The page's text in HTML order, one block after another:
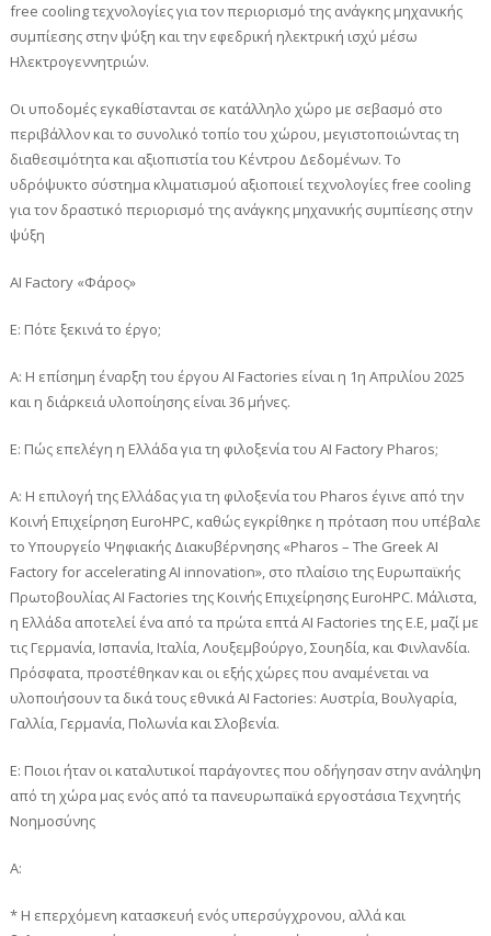
free cooling τεχνολογίες για τον περιορισμό της ανάγκης μηχανικής
συμπίεσης στην ψύξη και την εφεδρική ηλεκτρική ισχύ μέσω
Ηλεκτρογεννητριών.
Οι υποδομές εγκαθίστανται σε κατάλληλο χώρο με σεβασμό στο
περιβάλλον και το συνολικό τοπίο του χώρου, μεγιστοποιώντας τη
διαθεσιμότητα και αξιοπιστία του Κέντρου Δεδομένων. Το
υδρόψυκτο σύστημα κλιματισμού αξιοποιεί τεχνολογίες free cooling
για τον δραστικό περιορισμό της ανάγκης μηχανικής συμπίεσης στην
ψύξη
AI Factory «Φάρος»
Ε: Πότε ξεκινά το έργο;
A: Η επίσημη έναρξη του έργου AI Factories είναι η 1η Απριλίου 2025
και η διάρκειά υλοποίησης είναι 36 μήνες.
Ε: Πώς επελέγη η Ελλάδα για τη φιλοξενία του AI Factory Pharos;
A: Η επιλογή της Ελλάδας για τη φιλοξενία του Pharos έγινε από την
Κοινή Επιχείρηση EuroHPC, καθώς εγκρίθηκε η πρόταση που υπέβαλε
το Υπουργείο Ψηφιακής Διακυβέρνησης «Pharos – The Greek AI
Factory for accelerating AI innovation», στο πλαίσιο της Ευρωπαϊκής
Πρωτοβουλίας AI Factories της Κοινής Επιχείρησης EuroHPC. Μάλιστα,
η Ελλάδα αποτελεί ένα από τα πρώτα επτά AI Factories της Ε.Ε, μαζί με
τις Γερμανία, Ισπανία, Ιταλία, Λουξεμβούργο, Σουηδία, και Φινλανδία.
Πρόσφατα, προστέθηκαν και οι εξής χώρες που αναμένεται να
υλοποιήσουν τα δικά τους εθνικά AI Factories: Αυστρία, Βουλγαρία,
Γαλλία, Γερμανία, Πολωνία και Σλοβενία.
Ε: Ποιοι ήταν οι καταλυτικοί παράγοντες που οδήγησαν στην ανάληψη
από τη χώρα μας ενός από τα πανευρωπαϊκά εργοστάσια Τεχνητής
Νοημοσύνης
A:
* Η επερχόμενη κατασκευή ενός υπερσύγχρονου, αλλά και